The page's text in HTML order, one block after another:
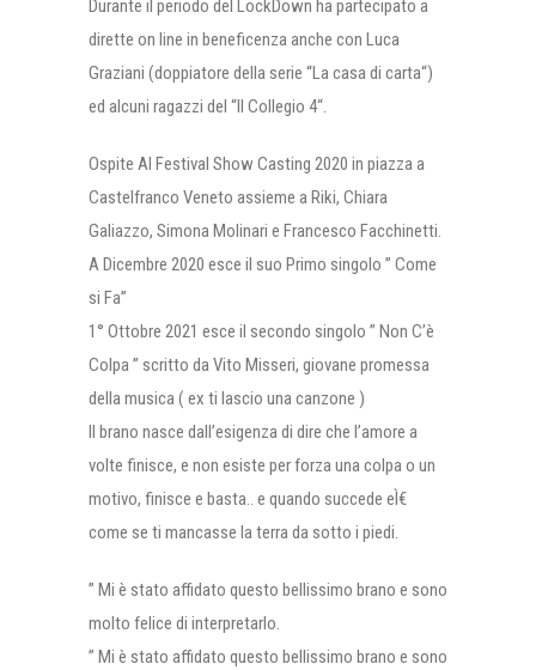
Durante il periodo del LockDown ha partecipato a
dirette on line in beneficenza anche con Luca
Graziani (doppiatore della serie “La casa di carta“)
ed alcuni ragazzi del “Il Collegio 4“.
Ospite Al Festival Show Casting 2020 in piazza a
Castelfranco Veneto assieme a Riki, Chiara
Galiazzo, Simona Molinari e Francesco Facchinetti.
A Dicembre 2020 esce il suo Primo singolo ” Come
si Fa”
1° Ottobre 2021 esce il secondo singolo ” Non C’è
Colpa ” scritto da Vito Misseri, giovane promessa
della musica ( ex ti lascio una canzone )
Il brano nasce dall’esigenza di dire che l’amore a
volte finisce, e non esiste per forza una colpa o un
motivo, finisce e basta.. e quando succede eÌ€
come se ti mancasse la terra da sotto i piedi.
” Mi è stato affidato questo bellissimo brano e sono
molto felice di interpretarlo.
” Mi è stato affidato questo bellissimo brano e sono